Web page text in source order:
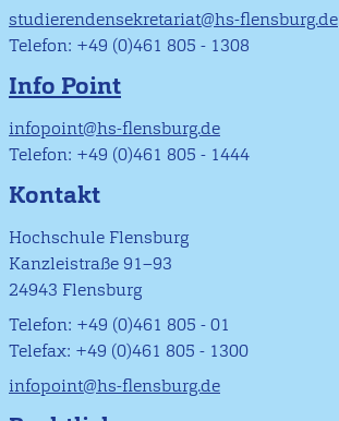
studierendensekretariat@hs-flensburg.de
Telefon: +49 (0)461 805 - 1308
Info Point
infopoint@hs-flensburg.de
Telefon: +49 (0)461 805 - 1444
Kontakt
Hochschule Flensburg
Kanzleistraße 91–93
24943 Flensburg
Telefon: +49 (0)461 805 - 01
Telefax: +49 (0)461 805 - 1300
infopoint@hs-flensburg.de